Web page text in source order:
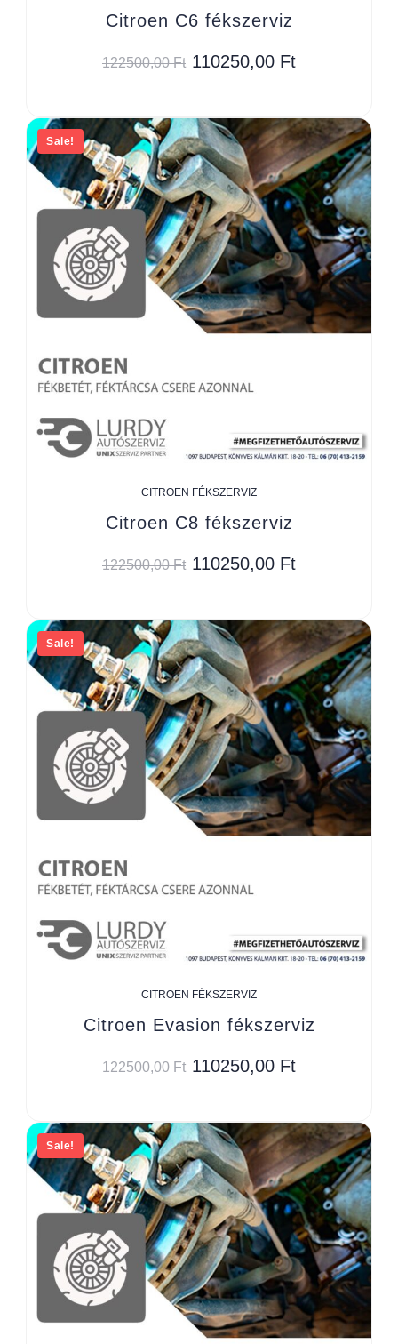
Citroen C6 fékszerviz
122500,00Ft 110250,00 Ft
Sale!
CITROEN FÉKSZERVIZ
Citroen C8 fékszerviz
122500,00Ft 110250,00 Ft
Sale!
CITROEN FÉKSZERVIZ
Citroen Evasion fékszerviz
122500,00Ft 110250,00 Ft
Sale!